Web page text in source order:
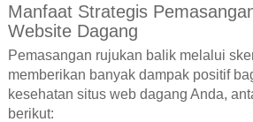
Manfaat Strategis
Website Dagang
Pemasangan rujukan balik melalui
memberikan banyak dampak positif
kesehatan situs web dagang Anda,
berikut: